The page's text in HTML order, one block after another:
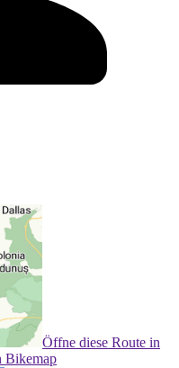
Öffne diese Route in
Bikemap